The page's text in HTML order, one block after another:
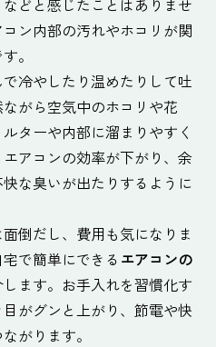
どと感じたことはありませ
ン内部の汚れやホコリが関
。
冷やしたり温めたりして吐
がら空気中のホコリや花
ターや内部に溜まりやすく
アコンの効率が下がり、余
な臭いが出たりするように
倒だし、費用も気になりま
で簡単にできる エアコンの
します。お手入れを習慣化す
がグンと上がり、節電や快
がります。